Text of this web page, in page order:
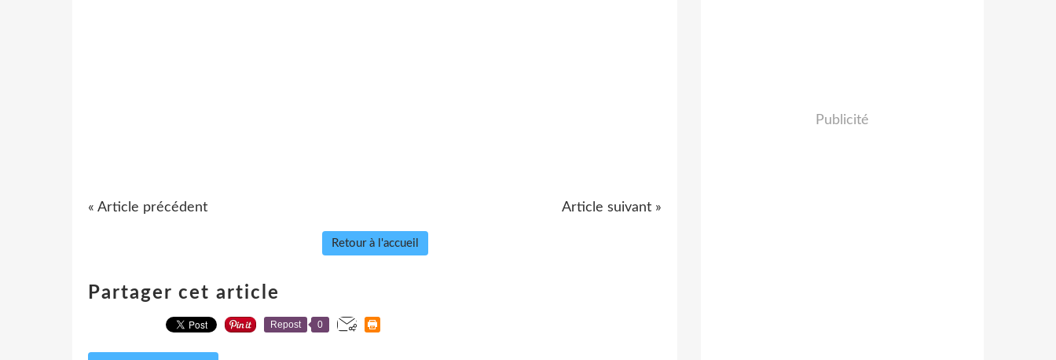
« Article précédent Article suivant »
Retour à l'accueil
Partager cet article
Repost 0
Publicité